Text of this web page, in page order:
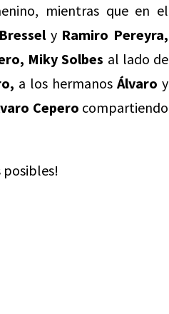
mientras que en el
y Ramiro Pereyra,
Miky Solbes al lado de
a los hermanos Álvaro y
Cepero compartiendo
posibles!